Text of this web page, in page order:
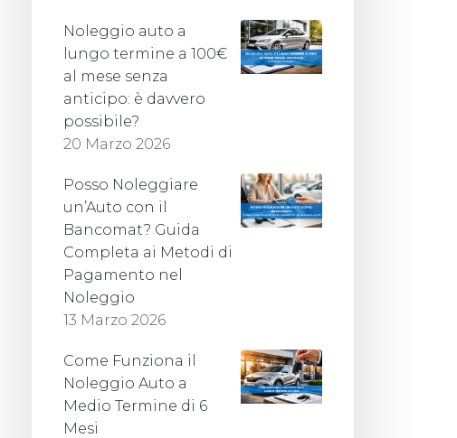
Noleggio auto a
lungo termine a 100€
al mese senza
anticipo: è davvero
possibile?
20 Marzo 2026
Posso Noleggiare
un’Auto con il
Bancomat? Guida
Completa ai Metodi di
Pagamento nel
Noleggio
13 Marzo 2026
Come Funziona il
Noleggio Auto a
Medio Termine di 6
Mesi